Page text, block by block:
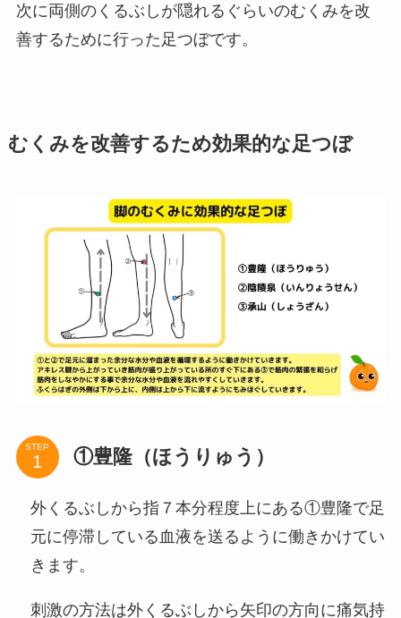
次に両側のくるぶしが隠れるぐらいのむくみを改
善するために行った足つぼです。
むくみを改善するため効果的な足つぼ
STEP ①豊隆（ほうりゅう）
外くるぶしから指７本分程度上にある①豊隆で足
元に停滞している血液を送るように働きかけてい
きます。
刺激の方法は外くるぶしから矢印の方向に痛気持